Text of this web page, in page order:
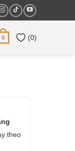
0 (0)
theo